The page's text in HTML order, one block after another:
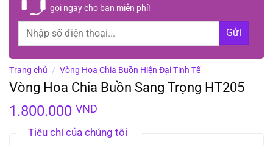
gọi ngay cho bạn miễn phí!
Trang chủ / Vòng Hoa Chia Buồn Hiện Đại Tinh Tế
Vòng Hoa Chia Buồn Sang Trọng HT205
1.800.000 VND
Tiêu chí của chúng tôi